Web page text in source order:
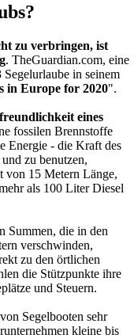
zu verbringen, ist
. ​TheGuardian.com, eine
in seinem
in Europe for 2020".
eines
fossilen Brennstoffe
Energie - die Kraft des
zu benutzen,
von 15 Metern Länge,
als 100 Liter Diesel
Summen, die in den
verschwinden,
zu den örtlichen
die Stützpunkte ihre
und Steuern.
Segelbooten sehr
kleine bis